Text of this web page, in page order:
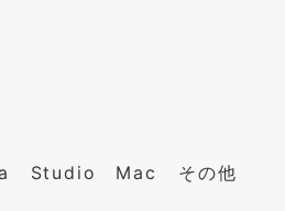
Studio Mac その他